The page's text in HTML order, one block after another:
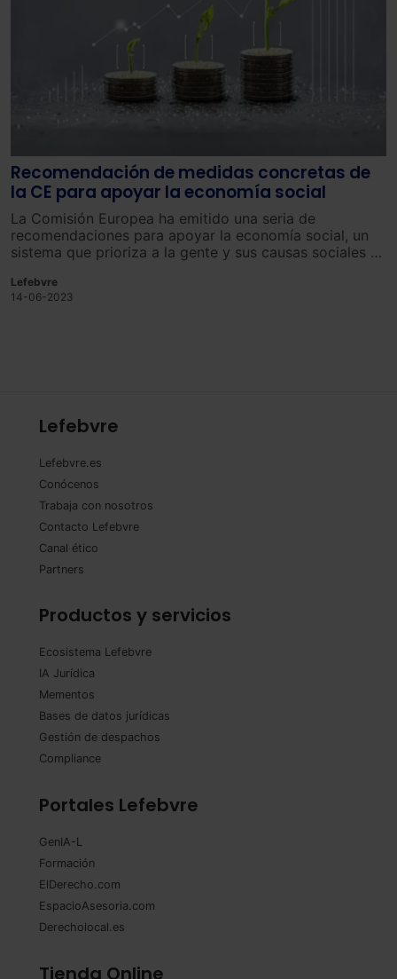
Recomendación de medidas concretas de
la CE para apoyar la economía social
La Comisión Europea ha emitido una seria de
recomendaciones para apoyar la economía social, un
sistema que prioriza a la gente y sus causas sociales y
Lefebvre
14-06-2023
Lefebvre
Lefebvre.es
Conócenos
Trabaja con nosotros
Contacto Lefebvre
Canal ético
Partners
Productos y servicios
Ecosistema Lefebvre
IA Jurídica
Mementos
Bases de datos jurídicas
Gestión de despachos
Compliance
Portales Lefebvre
GenIA-L
Formación
ElDerecho.com
EspacioAsesoria.com
Derecholocal.es
Tienda Online